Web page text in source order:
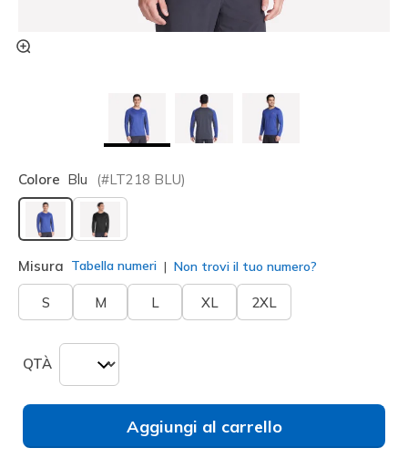
Colore Blu (#LT218 BLU)
selezionato
Misura Tabella numeri Non trovi il tuo numero?
S M L XL 2XL
QTÀ
Aggiungi al carrello